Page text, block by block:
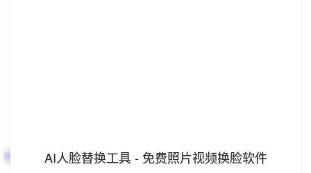
AI人脸替换工具 - 免费照片视频换脸软件